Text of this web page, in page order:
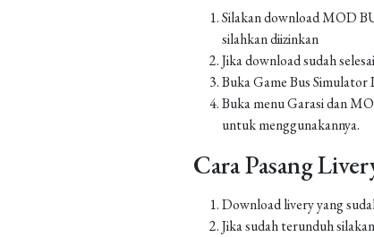
Silakan download MOD
silahkan diizinkan
Jika download sudah
Buka Game Bus Simulator
Buka menu Garasi dan
untuk menggunakannya.
Cara Pasang
Download livery yang
Jika sudah terunduh